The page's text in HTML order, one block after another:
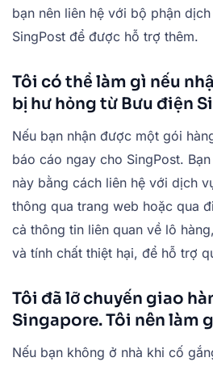
bạn nên liên hệ với bộ phận
SingPost để được hỗ trợ thêm.
Tôi có thể làm gì nếu
bị hư hỏng từ Bưu điện
Nếu bạn nhận được một gói
báo cáo ngay cho SingPost.
này bằng cách liên hệ với dịch
thông qua trang web hoặc qua
cả thông tin liên quan về lô
và tính chất thiệt hại, để hỗ trợ
Tôi đã lỡ chuyến giao
Singapore. Tôi nên làm
Nếu bạn không ở nhà khi cố